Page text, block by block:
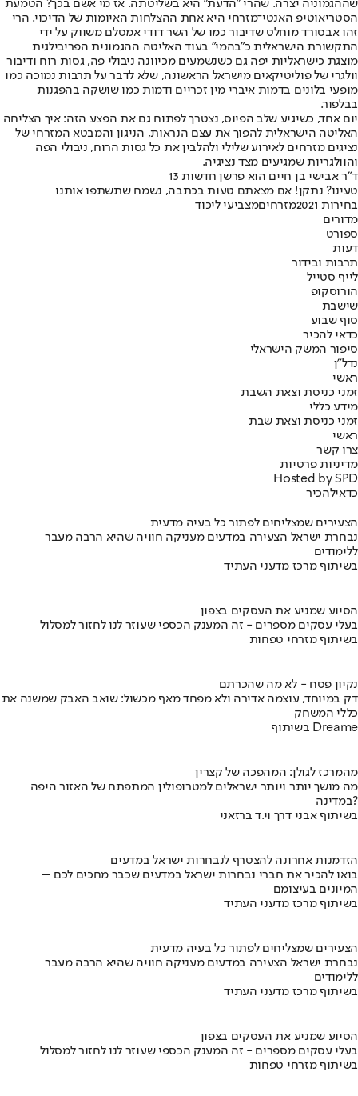
שההגמוניה יצרה. שהרי "הדעת" היא בשליטתה. אז מי אשם בכך? הטמעת
הסטריאוטיפ האנטי־מזרחי היא אחת ההצלחות האיומות של הדיכוי. הרי
זהו אבסורד מוחלט שדיבור כמו של השר דודי אמסלם משווק על ידי
התקשורת הישראלית כ"בהמי" בעוד האליטה ההגמונית הפריבילגית
מוצגת כישראליות יפה גם כשנשמעים מכיוונה ניבולי פה, גסות רוח ודיבור
וולגרי של פוליטיקאים מישראל הראשונה, שלא לדבר על תרבות נמוכה כמו
מופעי בלונים בדמות איברי מין זכריים ודמות כמו שושקה בהפגנות
בבלפור.
יום אחד, כשיגיע שלב הפיוס, נצטרך לפתוח גם את הפצע הזה: איך הצליחה
האליטה הישראלית להפוך את עצם הנראות, הניגון והמבטא המזרחי של
נציגים מזרחים לאירוע שלילי ולהלבין את כל גסות הרוח, ניבולי הפה
והוולגריות שמגיעים מצד נציגיה.
ד"ר אבישי בן חיים הוא פרשן חדשות 13
טעינו? נתקן! אם מצאתם טעות בכתבה, נשמח שתשתפו אותנו
בחירות 2021
מזרחיםמצביעי ליכוד
מדורים
ספורט
דעות
תרבות ובידור
לייף סטייל
הורוסקופ
שישבת
סוף שבוע
כדאי להכיר
סיפור המשק הישראלי
נדל"ן
ראשי
זמני כניסת וצאת השבת
מידע כללי
זמני כניסת וצאת שבת
ראשי
צרו קשר
מדיניות פרטיות
Hosted by SPD
כדאילהכיר
הצעירים שמצליחים לפתור כל בעיה מדעית
נבחרת ישראל הצעירה במדעים מעניקה חוויה שהיא הרבה מעבר
ללימודים
בשיתוף מרכז מדעני העתיד
הסיוע שמניע את העסקים בצפון
בעלי עסקים מספרים - זה המענק הכספי שעוזר לנו לחזור למסלול
בשיתוף מזרחי טפחות
נקיון פסח - לא מה שהכרתם
דק במיוחד, עוצמה אדירה ולא מפחד מאף מכשול: שואב האבק שמשנה את
כללי המשחק
בשיתוף Dreame
מהמרכז לגולן: המהפכה של קצרין
מה מושך יותר ויותר ישראלים למטרופולין המתפתח של האזור היפה
במדינה?
בשיתוף אבני דרך וי.ד ברזאני
הזדמנות אחרונה להצטרף לנבחרות ישראל במדעים
בואו להכיר את חברי נבחרות ישראל במדעים שכבר מחכים לכם –
המיונים בעיצומם
בשיתוף מרכז מדעני העתיד
הצעירים שמצליחים לפתור כל בעיה מדעית
נבחרת ישראל הצעירה במדעים מעניקה חוויה שהיא הרבה מעבר
ללימודים
בשיתוף מרכז מדעני העתיד
הסיוע שמניע את העסקים בצפון
בעלי עסקים מספרים - זה המענק הכספי שעוזר לנו לחזור למסלול
בשיתוף מזרחי טפחות